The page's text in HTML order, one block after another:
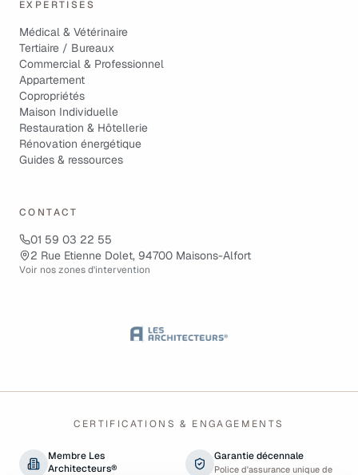
EXPERTISES
Médical & Vétérinaire
Tertiaire / Bureaux
Commercial & Professionnel
Appartement
Copropriétés
Maison Individuelle
Restauration & Hôtellerie
Rénovation énergétique
Guides & ressources
CONTACT
01 59 03 22 55
2 Rue Etienne Dolet, 94700 Maisons-Alfort
Voir nos zones d'intervention
CERTIFICATIONS & ENGAGEMENTS
Membre Les
Architecteurs®
Garantie décennale
Police d'assurance unique de